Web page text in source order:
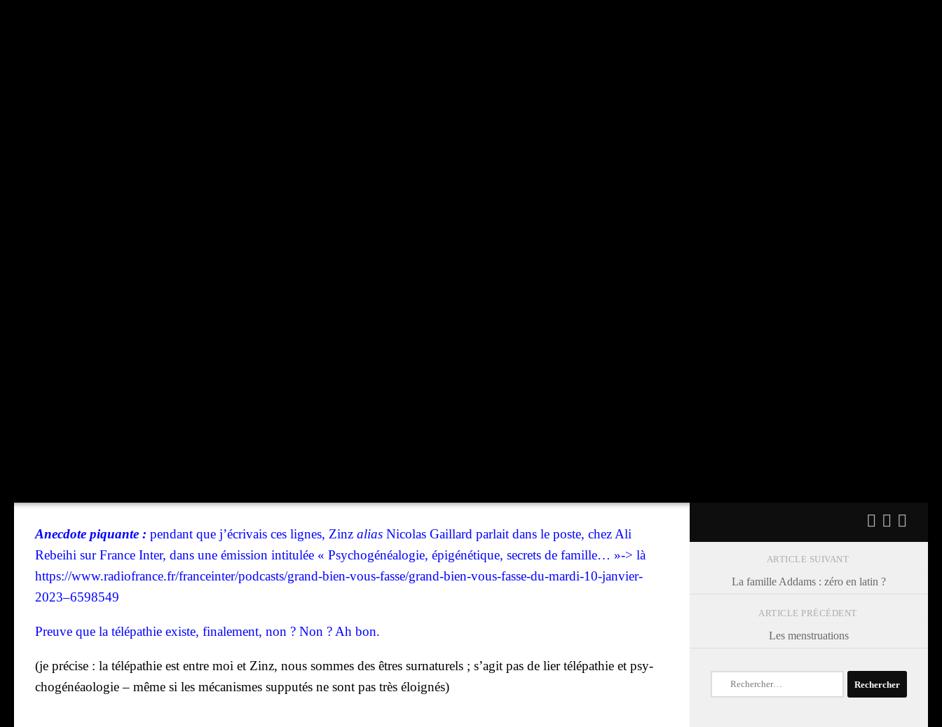
Anec­dote piquante : pen­dant que j’é­cri­vais ces lignes, Zinz alias Nico­las Gaillard par­lait dans le poste, chez Ali
Rebei­hi sur France Inter, dans une émis­sion inti­tu­lée « Psy­cho­gé­néa­lo­gie, épi­gé­né­tique, secrets de famille… »-> là
https://www.radiofrance.fr/franceinter/podcasts/grand-bien-vous-fasse/grand-bien-vous-fasse-du-mardi-10-janvier-
2023–6598549
Preuve que la télé­pa­thie existe, fina­le­ment, non ? Non ? Ah bon.
(je pré­cise : la télé­pa­thie est entre moi et Zinz, nous sommes des êtres sur­na­tu­rels ; s’a­git pas de lier télé­pa­thie et psy­
cho­gé­néao­lo­gie – même si les méca­nismes sup­pu­tés ne sont pas très éloi­gnés)
ARTICLE SUIVANT
La famille Addams : zéro en latin ?
ARTICLE PRÉCÉDENT
Les menstruations
Rechercher :